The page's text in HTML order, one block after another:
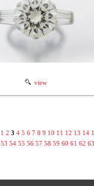
view
1 2 3 4 5 6 7 8 9 10 11 12 13 14
53 54 55 56 57 58 59 60 61 62 63